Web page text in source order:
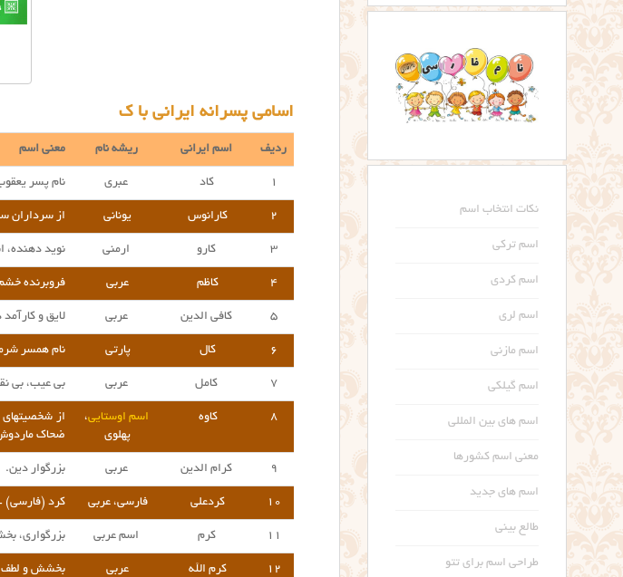
اسامی پسرانه ایرانی با ک
ردیف اسم ایرانی ریشه نام معنی اسم
۱ کاد عبری نام پسر
۲ کارانوس یونانی از سرداران
۳ کارو ارمنی نوید دهنده،
۴ کاظم عربی فروبرنده
۵ کافی الدین عربی لایق و
۶ کال پارتی نام همسر
۷ کامل عربی بی عیب، بی
۸ کاوه اسم اوستایی،
پهلوی
از شخصیتهای
ضحاک
۹ کرام الدین عربی بزرگوار دین.
۱۰ کردعلی فارسی، عربی کرد (فارسی)
۱۱ کرم اسم عربی بزرگواری،
۱۲ کرم الله عربی بخشش و لطف
نکات انتخاب اسم
اسم ترکی
اسم کردی
اسم لری
اسم مازنی
اسم گیلکی
اسم های بین المللی
معنی اسم کشورها
اسم های جدید
طالع بینی
طراحی اسم برای تتو